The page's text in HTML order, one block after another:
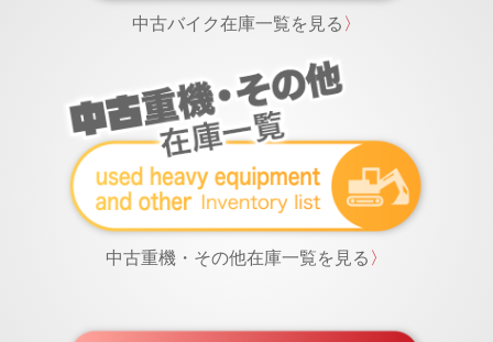
中古バイク在庫一覧を見る 〉
中古重機・その他在庫一覧を見る 〉